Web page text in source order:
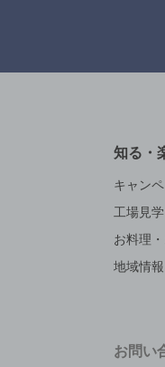
知る・
キャン
工場見学
お料理
地域情報
お問い